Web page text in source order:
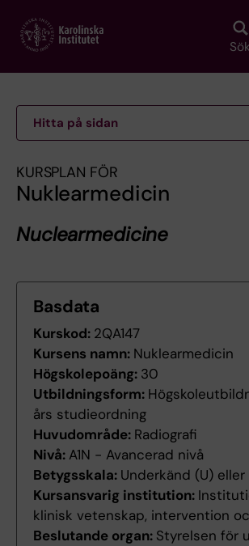
main
Sök
Hitta på sidan
KURSPLAN FÖR
Nuklearmedicin
Nuclearmedicine
Basdata
Kurskod: 2QA147
Kursens namn: Nuklearmedicin
Högskolepoäng: 30
Utbildningsform:
års studieordning
Huvudområde: Radiografi
Nivå: A1N - Avancerad nivå
Betygsskala: Underkänd (U)
Kursansvarig institution:
klinisk vetenskap, intervention
Beslutande organ: Styrelsen för